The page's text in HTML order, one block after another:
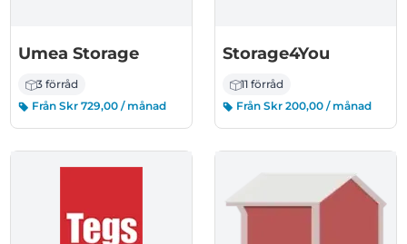
Umea Storage
3 förråd
Från Skr 729,00 / månad
Storage4You
11 förråd
Från Skr 200,00 / månad